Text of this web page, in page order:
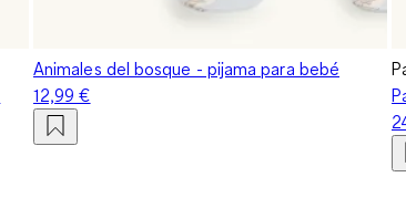
Animales del bosque - pijama para bebé
12,99 €